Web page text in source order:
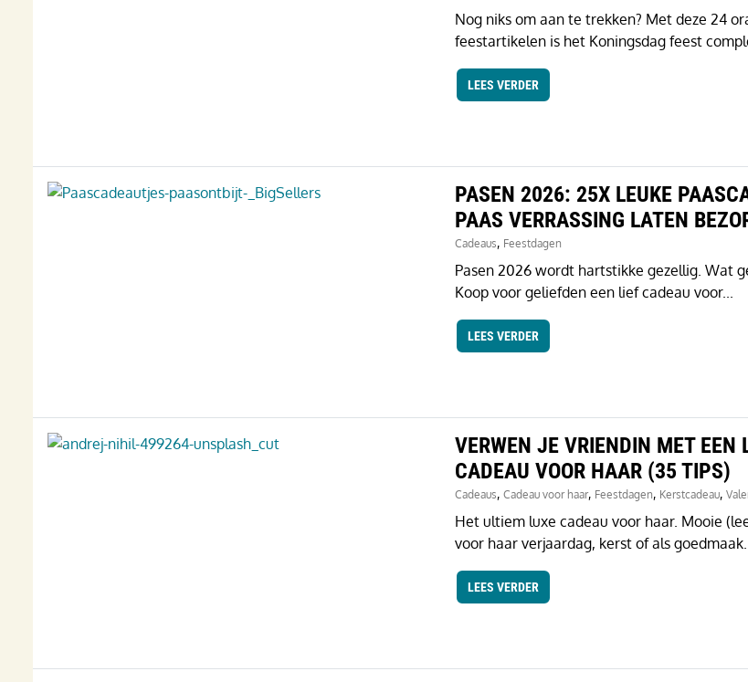
Nog niks om aan te trekken? Met deze 24
feestartikelen is het Koningsdag feest
LEES VERDER
PASEN 2026: 25X LEUKE
PAAS VERRASSING LATEN
Cadeaus, Feestdagen
Pasen 2026 wordt hartstikke gezellig. Wat
Koop voor geliefden een lief cadeau voor...
LEES VERDER
VERWEN JE VRIENDIN MET EEN
CADEAU VOOR HAAR (35 TIPS)
Cadeaus, Cadeau voor haar, Feestdagen, Kerstcadeau,
Het ultiem luxe cadeau voor haar. Mooie
voor haar verjaardag, kerst of als goedmaak...
LEES VERDER